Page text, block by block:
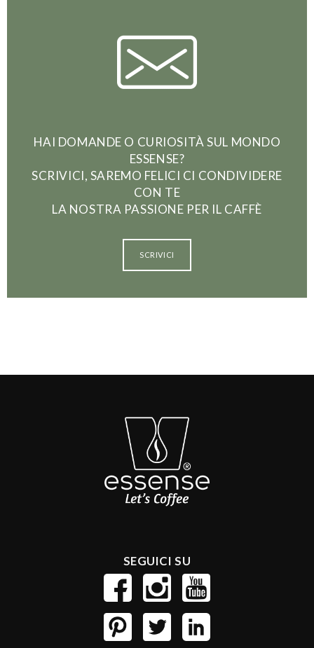
HAI DOMANDE O CURIOSITÀ SUL MONDO
ESSENSE?
SCRIVICI, SAREMO FELICI CI CONDIVIDERE
CON TE
LA NOSTRA PASSIONE PER IL CAFFÈ
SCRIVICI
SEGUICI SU